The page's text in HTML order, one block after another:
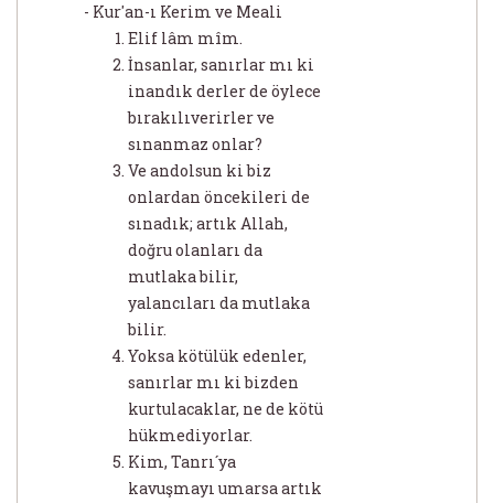
- Kur'an-ı Kerim ve Meali
Elif lâm mîm.
İnsanlar, sanırlar mı ki
inandık derler de öylece
bırakılıverirler ve
sınanmaz onlar?
Ve andolsun ki biz
onlardan öncekileri de
sınadık; artık Allah,
doğru olanları da
mutlaka bilir,
yalancıları da mutlaka
bilir.
Yoksa kötülük edenler,
sanırlar mı ki bizden
kurtulacaklar, ne de kötü
hükmediyorlar.
Kim, Tanrı´ya
kavuşmayı umarsa artık